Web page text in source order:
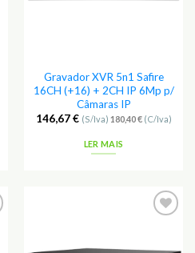
Gravador XVR 5n1 Safire
16CH (+16) + 2CH IP 6Mp p/
Câmaras IP
146,67€ (S/Iva) 180,40€(C/Iva)
LER MAIS
Favoritos